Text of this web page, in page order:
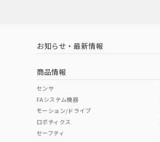
中国 RoHS 注意事項・凡例
中国 RoHS表
Pb Hg
お知らせ・最新情報
商品情報
センサ
FAシステム機器
モーション/ドライブ
ロボティクス
セーフティ